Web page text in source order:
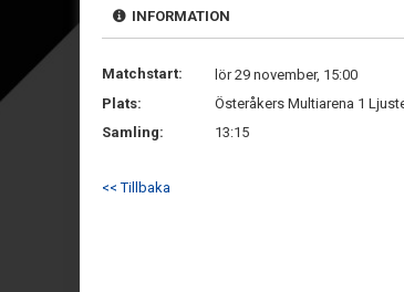
INFORMATION
Matchstart:
lör 29 november, 15:00
Plats:
Österåkers Multiarena 1
Samling:
13:15
<< Tillbaka